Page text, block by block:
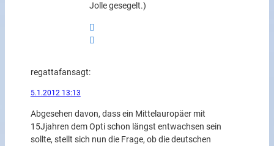
Jolle gesegelt.)
regattafansagt:
5.1.2012 13:13
Abgesehen davon, dass ein Mittelauropäer mit
15Jjahren dem Opti schon längst entwachsen sein
sollte, stellt sich nun die Frage, ob die deutschen